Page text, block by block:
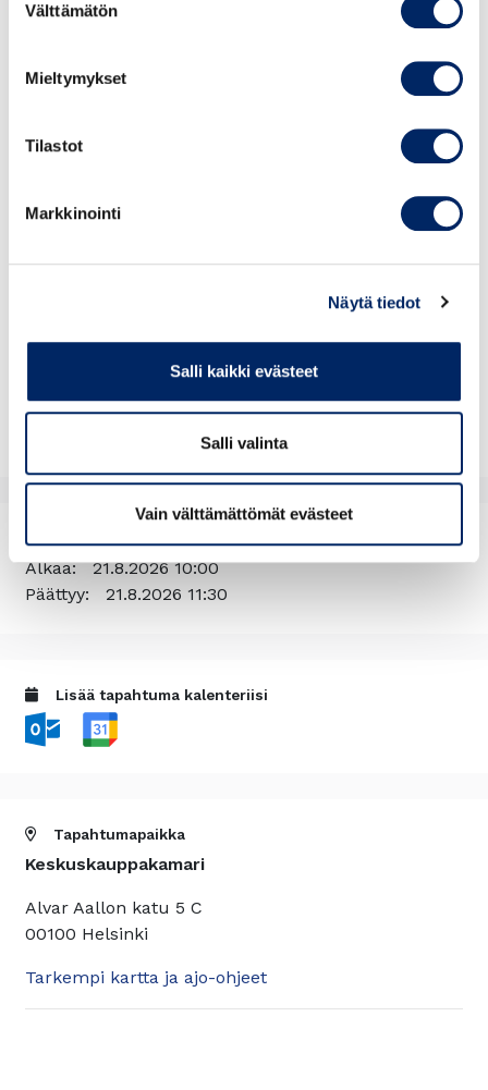
valinta
Välttämätön
Mieltymykset
Tilastot
Markkinointi
Näytä tiedot
Salli kaikki evästeet
Salli valinta
Vain välttämättömät evästeet
Alkaa:21.8.2026 10:00
Päättyy: 21.8.2026 11:30
Lisää tapahtuma kalenteriisi
Tapahtumapaikka
Keskuskauppakamari
Alvar Aallon katu 5 C
00100 Helsinki
Tarkempi kartta ja ajo-ohjeet